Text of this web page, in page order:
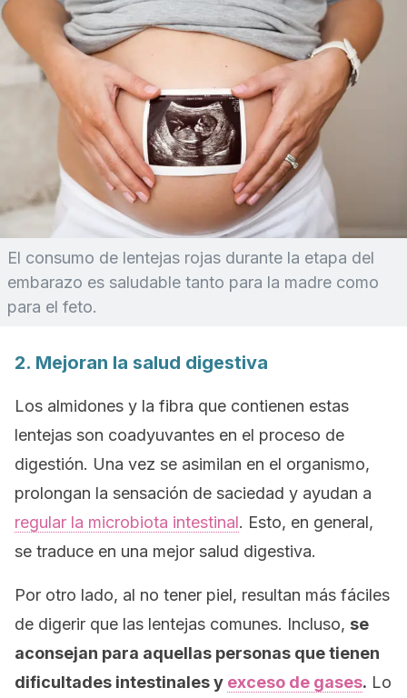
El consumo de lentejas rojas durante la etapa del
embarazo es saludable tanto para la madre como
para el feto.
2. Mejoran la salud digestiva
Los almidones y la fibra que contienen estas
lentejas son coadyuvantes en el proceso de
digestión. Una vez se asimilan en el organismo,
prolongan la sensación de saciedad y ayudan a
regular la microbiota intestinal. Esto, en general,
se traduce en una mejor salud digestiva.
Por otro lado, al no tener piel, resultan más fáciles
de digerir que las lentejas comunes. Incluso, se
aconsejan para aquellas personas que tienen
dificultades intestinales y exceso de gases. Lo